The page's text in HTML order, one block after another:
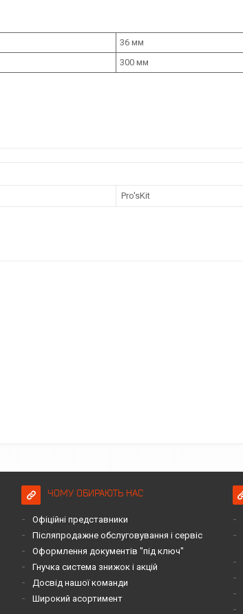
36 мм
300 мм
Pro'sKit
ЧОМУ ОБИРАЮТЬ НАС
Офіційні представники
Післяпродажне обслуговування і сервіс
Оформлення документів "під ключ"
Гнучка система знижок і акцій
Досвід нашої команди
Широкий асортимент